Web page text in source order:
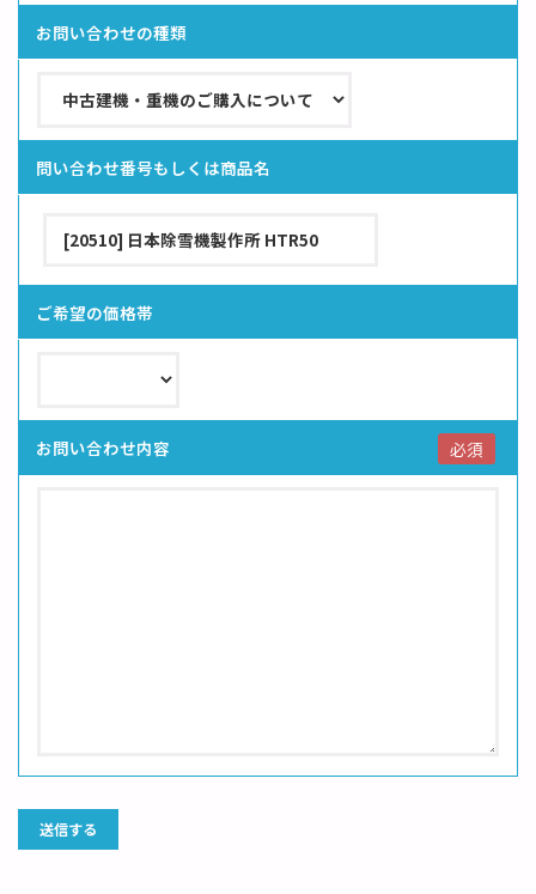
お問い合わせの種類
問い合わせ番号もしくは商品名
ご希望の価格帯
必須
お問い合わせ内容